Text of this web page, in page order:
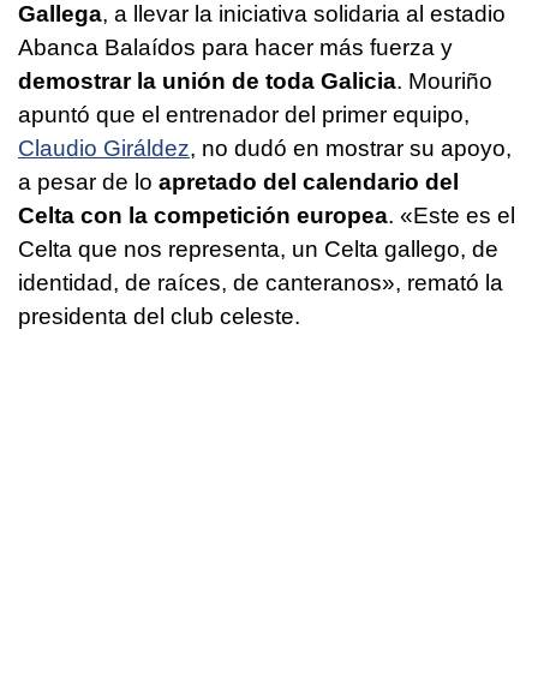
Gallega, a llevar la iniciativa solidaria al estadio
Abanca Balaídos para hacer más fuerza y
demostrar la unión de toda Galicia. Mouriño
apuntó que el entrenador del primer equipo,
Claudio Giráldez, no dudó en mostrar su apoyo,
a pesar de lo apretado del calendario del
Celta con la competición europea. «Este es el
Celta que nos representa, un Celta gallego, de
identidad, de raíces, de canteranos», remató la
presidenta del club celeste.